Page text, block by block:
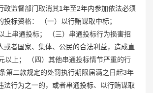
政监督部门取消其1年至2年内参加依法必须
投标资格： （一）以行贿谋取中标；
上串通投标； （三）串通投标行为损害招
或者国家、集体、公民的合法利益，造成直
以上； （四）其他串通投标情节严重的行
第二款规定的处罚执行期限届满之日起3年
法行为之一的，或者串通投标、以行贿谋取